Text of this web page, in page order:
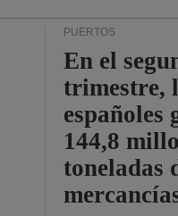
PUERTOS
En el
trimestre,
españoles
144,8
toneladas